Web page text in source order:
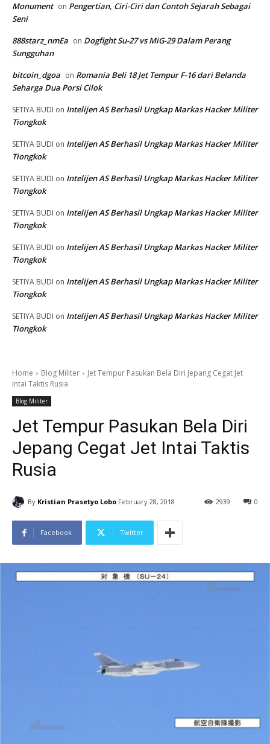
Monument on Pengertian, Ciri-Ciri dan Contoh Sejarah Sebagai
Seni
888starz_nmEa on Dogfight Su-27 vs MiG-29 Dalam Perang
Sungguhan
bitcoin_dgoa on Romania Beli 18 Jet Tempur F-16 dari Belanda
Seharga Dua Porsi Cilok
SETIYA BUDI on Intelijen AS Berhasil Ungkap Markas Hacker Militer
Tiongkok
SETIYA BUDI on Intelijen AS Berhasil Ungkap Markas Hacker Militer
Tiongkok
SETIYA BUDI on Intelijen AS Berhasil Ungkap Markas Hacker Militer
Tiongkok
SETIYA BUDI on Intelijen AS Berhasil Ungkap Markas Hacker Militer
Tiongkok
SETIYA BUDI on Intelijen AS Berhasil Ungkap Markas Hacker Militer
Tiongkok
SETIYA BUDI on Intelijen AS Berhasil Ungkap Markas Hacker Militer
Tiongkok
SETIYA BUDI on Intelijen AS Berhasil Ungkap Markas Hacker Militer
Tiongkok